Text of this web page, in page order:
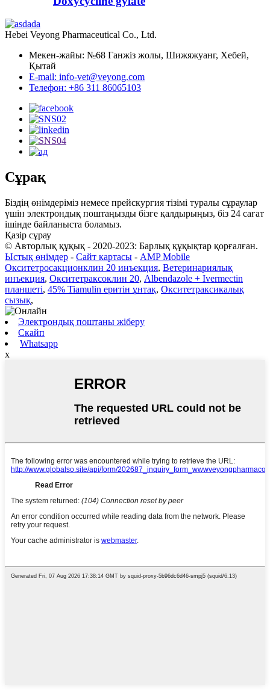
Hebei Veyong Pharmaceutical Co., Ltd.
Мекен-жайы: №68 Ганжіз жолы, Шижяжуанг, Хебей,
Қытай
E-mail: info-vet@veyong.com
Телефон: +86 311 86065103
Сұрақ
Біздің өнімдеріміз немесе прейскургия тізімі туралы сұраулар
үшін электрондық поштаңызды бізге қалдырыңыз, біз 24 сағат
ішінде байланыста боламыз.
Қазір сұрау
© Авторлық құқық - 2020-2023: Барлық құқықтар қорғалған.
Ыстық өнімдер - Сайт картасы - AMP Mobile
Окситетросакционклин 20 инъекция, Ветеринариялық
инъекция, Окситетраксоклин 20, Albendazole + Ivermectin
планшеті, 45% Tiamulin еритін ұнтақ, Окситетраксикалық
сызық,
Электрондық поштаны жіберу
Скайп
Whatsapp
x